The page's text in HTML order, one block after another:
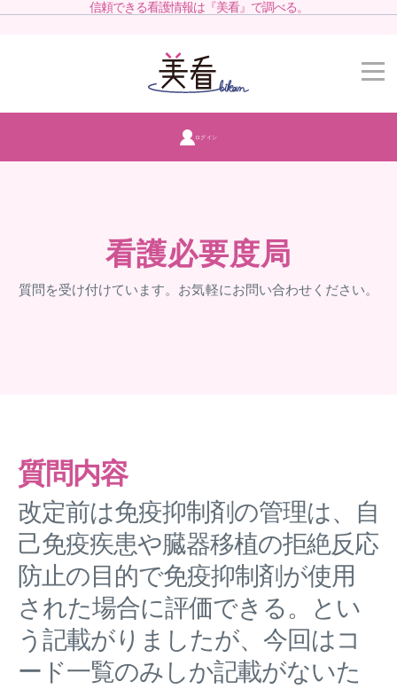
信頼できる看護情報は『美看』で調べる。
ログイン
看護必要度局
質問を受け付けています。お気軽にお問い合わせください。
質問内容
改定前は免疫抑制剤の管理は、自
己免疫疾患や臓器移植の拒絶反応
防止の目的で免疫抑制剤が使用
された場合に評価できる。とい
う記載がりましたが、今回はコ
ード一覧のみしか記載がないた